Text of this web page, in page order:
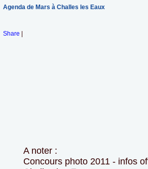
Agenda de Mars à Challes les Eaux
Share
A noter :
Concours photo 2011 - infos